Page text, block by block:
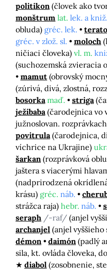
politikon (človek ako
monštrum lat. lek. a kniž.
obluda) gréc. lek.
gréc. v zlož. sl.
moloch
ničiaci človeka) vl. m.
(suchozemská zvieracia
mamut (obrovský
(zúrivá, divá, zlostná,
bosorka maď. striga
ježibaba (čarodejnica vo
južnoslovan.
povitrula (čarodejnica,
víchrice na Ukrajine)
šarkan (rozprávková
jaštera s viacerými
(nadprirodzená
krásu) gréc. náb.
strážca raja) hebr. náb.
seraph /-raf/ (anjel
archanjel (anjel vyššieho
démon
daimón (padlý
sila, kt. ovláda človeka,
diabol (zosobnenie,